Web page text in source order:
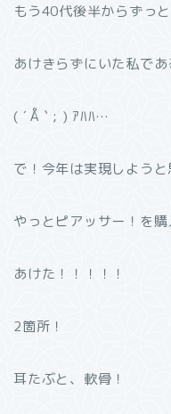
もう40代後半からずっ
あけきらずにいた私であ
( ´ Å ` ; ) ｱﾊﾊ…
で！今年は実現しようと
やっとピアッサー！を購
あけた！！！！！
2箇所！
耳たぶと、軟骨！